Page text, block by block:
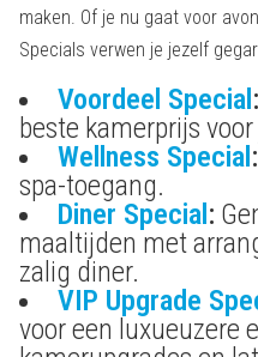
maken. Of je nu gaat voor
Specials verwen je jezelf
Voordeel Special:
beste kamerprijs
Wellness Special:
spa-toegang.
Diner Special:
maaltijden met
zalig diner.
VIP Upgrade
voor een luxueuzere